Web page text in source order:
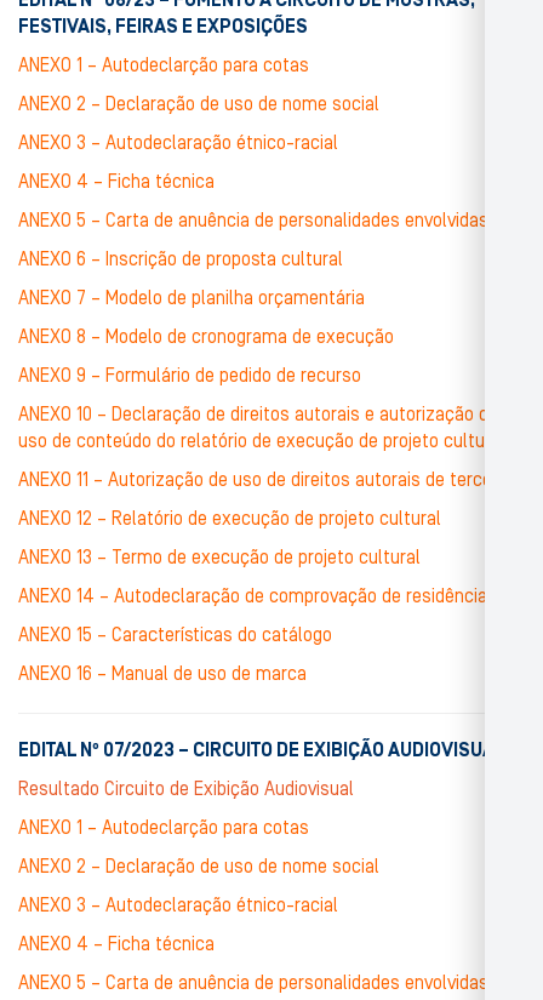
FESTIVAIS, FEIRAS E EXPOSIÇÕES
ANEXO 1 – Autodeclarção para cotas
ANEXO 2 – Declaração de uso de nome social
ANEXO 3 – Autodeclaração étnico-racial
ANEXO 4 – Ficha técnica
ANEXO 5 – Carta de anuência de personalidades envolvidas
ANEXO 6 – Inscrição de proposta cultural
ANEXO 7 – Modelo de planilha orçamentária
ANEXO 8 – Modelo de cronograma de execução
ANEXO 9 – Formulário de pedido de recurso
ANEXO 10 – Declaração de direitos autorais e autorização de
uso de conteúdo do relatório de execução de projeto cultural
ANEXO 11 – Autorização de uso de direitos autorais de terceiros
ANEXO 12 – Relatório de execução de projeto cultural
ANEXO 13 – Termo de execução de projeto cultural
ANEXO 14 – Autodeclaração de comprovação de residência
ANEXO 15 – Características do catálogo
ANEXO 16 – Manual de uso de marca
EDITAL Nº 07/2023 – CIRCUITO DE EXIBIÇÃO AUDIOVISUAL
Resultado Circuito de Exibição Audiovisual
ANEXO 1 – Autodeclarção para cotas
ANEXO 2 – Declaração de uso de nome social
ANEXO 3 – Autodeclaração étnico-racial
ANEXO 4 – Ficha técnica
ANEXO 5 – Carta de anuência de personalidades envolvidas